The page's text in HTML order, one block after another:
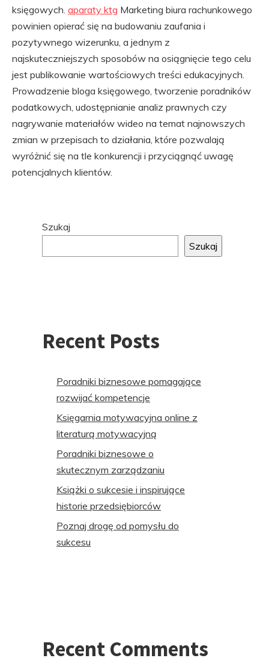
księgowych. aparaty ktg Marketing biura rachunkowego
powinien opierać się na budowaniu zaufania i
pozytywnego wizerunku, a jednym z
najskuteczniejszych sposobów na osiągnięcie tego celu
jest publikowanie wartościowych treści edukacyjnych.
Prowadzenie bloga księgowego, tworzenie poradników
podatkowych, udostępnianie analiz prawnych czy
nagrywanie materiałów wideo na temat najnowszych
zmian w przepisach to działania, które pozwalają
wyróżnić się na tle konkurencji i przyciągnąć uwagę
potencjalnych klientów.
Przejdź
stopki
Szukaj
Szukaj
Recent Posts
Poradniki biznesowe pomagające
rozwijać kompetencje
Księgarnia motywacyjna online z
literaturą motywacyjną
Poradniki biznesowe o
skutecznym zarządzaniu
Książki o sukcesie i inspirujące
historie przedsiębiorców
Poznaj drogę od pomysłu do
sukcesu
Recent Comments